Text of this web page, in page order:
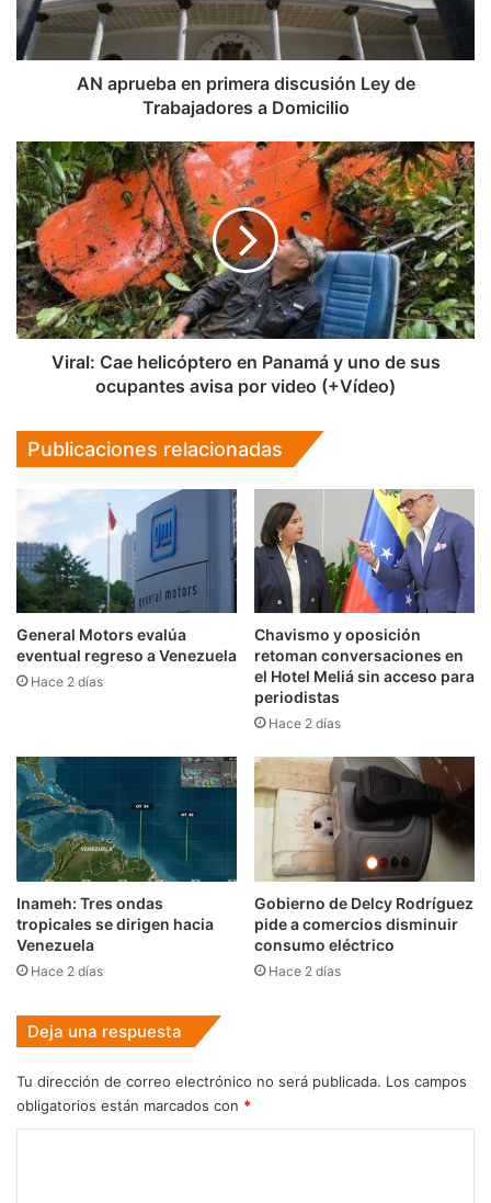
de
Trabajadores
a
AN aprueba en primera discusión Ley de
Trabajadores a Domicilio
Viral:
Cae
helicóptero
en
Panamá
y
uno
de
sus
ocupantes
video
(+Vídeo)
Viral: Cae helicóptero en Panamá y uno de sus
ocupantes avisa por video (+Vídeo)
Publicaciones relacionadas
General Motors evalúa
eventual regreso a Venezuela
Hace 2 días
Chavismo y oposición
retoman conversaciones en
el Hotel Meliá sin acceso para
periodistas
Hace 2 días
Inameh: Tres ondas
tropicales se dirigen hacia
Venezuela
Hace 2 días
Gobierno de Delcy Rodríguez
pide a comercios disminuir
consumo eléctrico
Hace 2 días
Deja una respuesta
Tu dirección de correo electrónico no será publicada. Los campos
obligatorios están marcados con *